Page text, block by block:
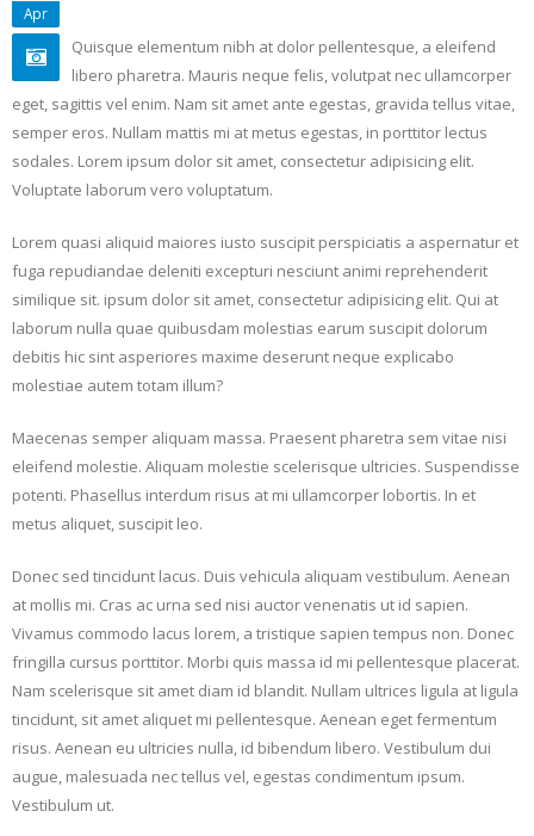
Apr
Quisque elementum nibh at dolor pellentesque, a eleifend
libero pharetra. Mauris neque felis, volutpat nec ullamcorper
eget, sagittis vel enim. Nam sit amet ante egestas, gravida tellus vitae,
semper eros. Nullam mattis mi at metus egestas, in porttitor lectus
sodales. Lorem ipsum dolor sit amet, consectetur adipisicing elit.
Voluptate laborum vero voluptatum.
Lorem quasi aliquid maiores iusto suscipit perspiciatis a aspernatur et
fuga repudiandae deleniti excepturi nesciunt animi reprehenderit
similique sit. ipsum dolor sit amet, consectetur adipisicing elit. Qui at
laborum nulla quae quibusdam molestias earum suscipit dolorum
debitis hic sint asperiores maxime deserunt neque explicabo
molestiae autem totam illum?
Maecenas semper aliquam massa. Praesent pharetra sem vitae nisi
eleifend molestie. Aliquam molestie scelerisque ultricies. Suspendisse
potenti. Phasellus interdum risus at mi ullamcorper lobortis. In et
metus aliquet, suscipit leo.
Donec sed tincidunt lacus. Duis vehicula aliquam vestibulum. Aenean
at mollis mi. Cras ac urna sed nisi auctor venenatis ut id sapien.
Vivamus commodo lacus lorem, a tristique sapien tempus non. Donec
fringilla cursus porttitor. Morbi quis massa id mi pellentesque placerat.
Nam scelerisque sit amet diam id blandit. Nullam ultrices ligula at ligula
tincidunt, sit amet aliquet mi pellentesque. Aenean eget fermentum
risus. Aenean eu ultricies nulla, id bibendum libero. Vestibulum dui
augue, malesuada nec tellus vel, egestas condimentum ipsum.
Vestibulum ut.